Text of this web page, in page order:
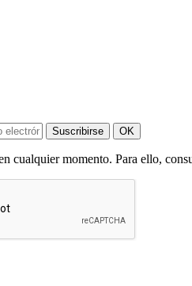
Suscribirse OK
cualquier momento. Para ello,